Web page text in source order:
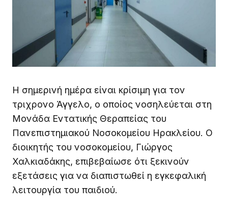
Η σημερινή ημέρα είναι κρίσιμη για τον
τριχρονο Άγγελο, ο οποίος νοσηλεύεται στη
Μονάδα Εντατικής Θεραπείας του
Πανεπιστημιακού Νοσοκομείου Ηρακλείου. Ο
διοικητής του νοσοκομείου, Γιώργος
Χαλκιαδάκης, επιβεβαίωσε ότι ξεκινούν
εξετάσεις για να διαπιστωθεί η εγκεφαλική
λειτουργία του παιδιού.